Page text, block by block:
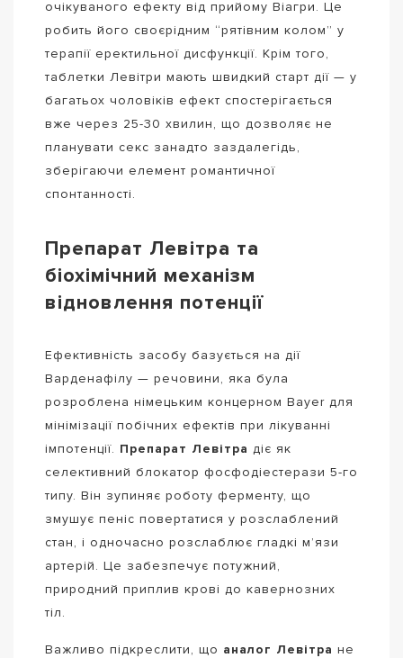
очікуваного ефекту від прийому Віагри. Це
робить його своєрідним “рятівним колом” у
терапії еректильної дисфункції. Крім того,
таблетки Левітри мають швидкий старт дії — у
багатьох чоловіків ефект спостерігається
вже через 25-30 хвилин, що дозволяє не
планувати секс занадто заздалегідь,
зберігаючи елемент романтичної
спонтанності.
Препарат Левітра та
біохімічний механізм
відновлення потенції
Ефективність засобу базується на дії
Варденафілу — речовини, яка була
розроблена німецьким концерном Bayer для
мінімізації побічних ефектів при лікуванні
імпотенції. Препарат Левітра діє як
селективний блокатор фосфодіестерази 5-го
типу. Він зупиняє роботу ферменту, що
змушує пеніс повертатися у розслаблений
стан, і одночасно розслаблює гладкі м’язи
артерій. Це забезпечує потужний,
природний приплив крові до кавернозних
тіл.
Важливо підкреслити, що аналог Левітра не